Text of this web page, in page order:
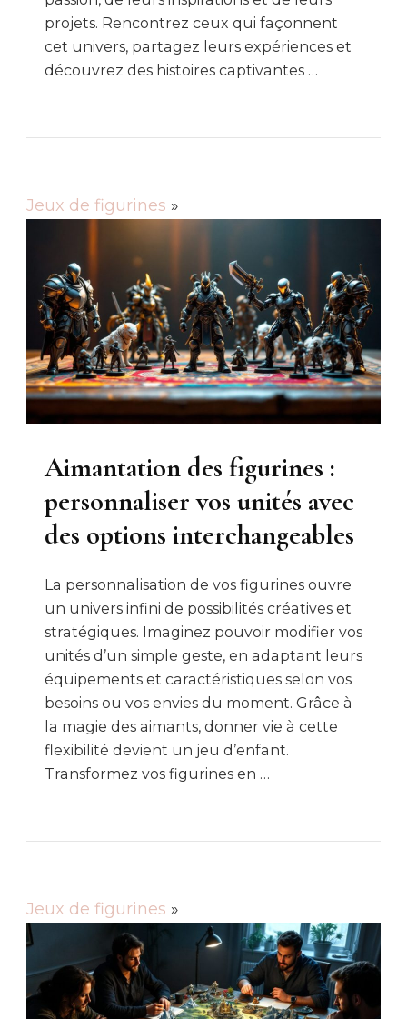
projets. Rencontrez ceux qui façonnent
cet univers, partagez leurs expériences et
découvrez des histoires captivantes …
Jeux de figurines »
Aimantation des figurines :
personnaliser vos unités avec
des options interchangeables
La personnalisation de vos figurines ouvre
un univers infini de possibilités créatives et
stratégiques. Imaginez pouvoir modifier vos
unités d’un simple geste, en adaptant leurs
équipements et caractéristiques selon vos
besoins ou vos envies du moment. Grâce à
la magie des aimants, donner vie à cette
flexibilité devient un jeu d’enfant.
Transformez vos figurines en …
Jeux de figurines »